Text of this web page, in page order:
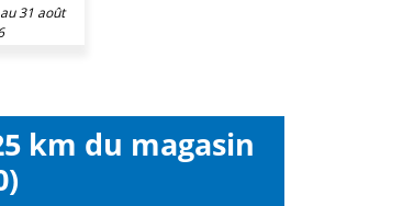
31 août
km du magasin